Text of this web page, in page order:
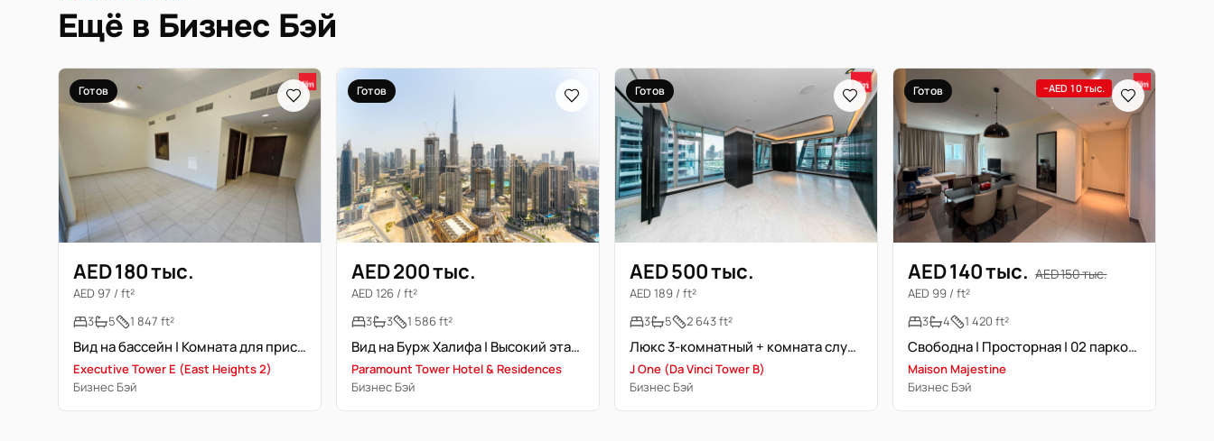
Ещё в Бизнес Бэй
Готов
AED 180 тыс.
AED 97 / ft²
3
5 1 847 ft²
Вид на бассейн | Комната для прислуги | Как новое | Низкий этаж
Executive Tower E (East Heights 2)
Бизнес Бэй
Готов
AED 200 тыс.
AED 126 / ft²
3
3 1 586 ft²
Вид на Бурж Халифа | Высокий этаж | Свободна
Paramount Tower Hotel & Residences
Бизнес Бэй
Готов
AED 500 тыс.
AED 189 / ft²
3
5 2 643 ft²
Люкс 3-комнатный + комната служанки | Вид на канал | Pagani
J One (Da Vinci Tower B)
Бизнес Бэй
Готов −AED 10 тыс.
AED 140 тыс. AED 150 тыс.
AED 99 / ft²
3
4 1 420 ft²
Свободна | Просторная | 02 парковочных места
Maison Majestine
Бизнес Бэй